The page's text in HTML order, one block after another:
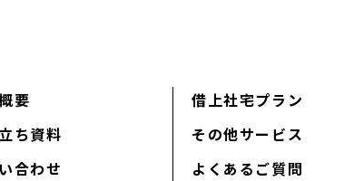
要
ち資料
合わせ
借上社宅プラン
その他サービス
よくあるご質問